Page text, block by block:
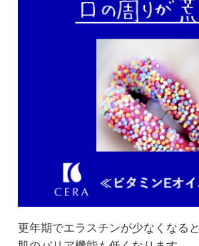
更年期でエラスチンが少なくなると